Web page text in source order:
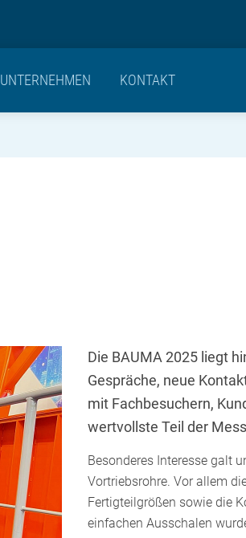
UNTERNEHMEN KONTAKT
Die BAUMA 2025 liegt
Gespräche, neue
mit Fachbesuchern,
wertvollste Teil der
Besonderes Interesse galt
Vortriebsrohre. Vor allem
Fertigteilgrößen sowie die
einfachen Ausschalen